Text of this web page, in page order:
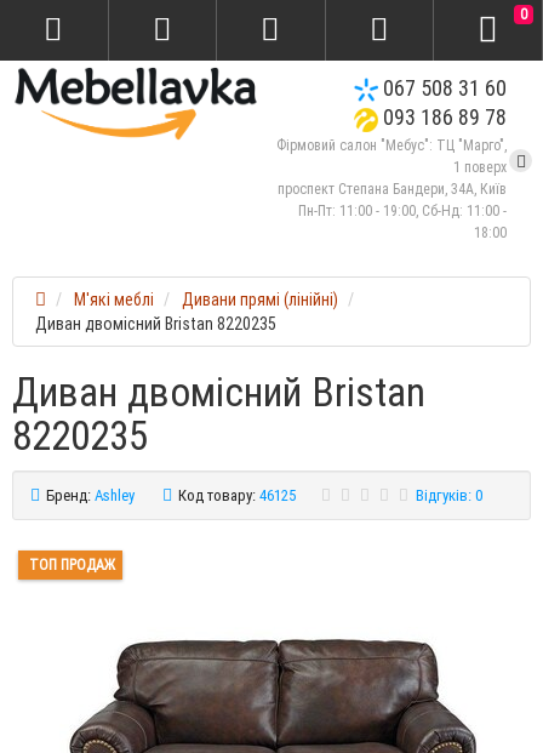
067 508 31 60
093 186 89 78
Фірмовий салон "Мебус": ТЦ "Марго",
1 поверх
проспект Степана Бандери, 34А, Київ
Пн-Пт: 11:00 - 19:00, Сб-Нд: 11:00 -
18:00
0
М'які меблі
Дивани прямі (лінійні)
Диван двомісний Bristan 8220235
Диван двомісний Bristan
8220235
Бренд:Ashley Код товару:46125 Відгуків: 0
ТОП ПРОДАЖ